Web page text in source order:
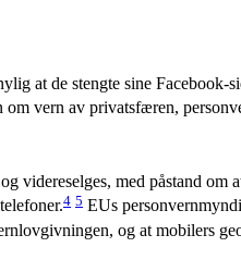
at de stengte sine Facebook-
vern av privatsfæren,
videreselges, med påstand om
4 5 EUs
og at mobilers